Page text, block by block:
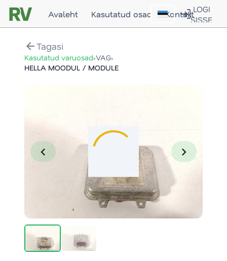
Avaleht Kasutatud osad KontaktLOGI
SISSE
arrow_backTagasi
Kasutatud varuosad›VAG›
HELLA MOODUL / MODULE
chevron_left chevron_right